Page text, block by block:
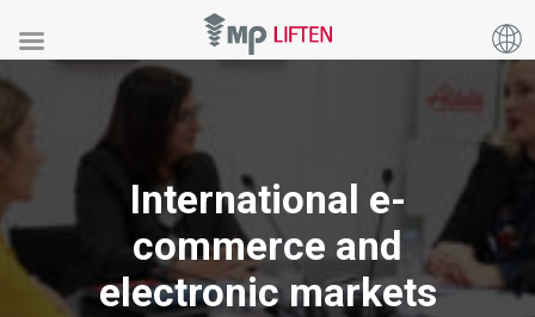
International e-
commerce and
electronic markets